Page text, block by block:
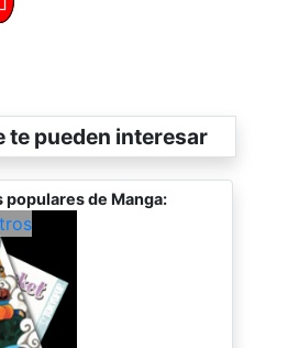
te pueden interesar
populares de Manga: